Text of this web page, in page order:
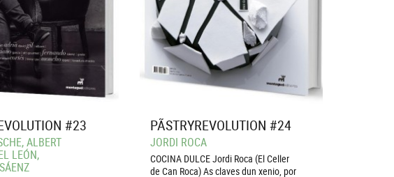
#23
ALBERT
LEÓN,
PÃSTRYREVOLUTION #24
JORDI ROCA
COCINA DULCE Jordi Roca (El Celler
de Can Roca) As claves dun xenio, por